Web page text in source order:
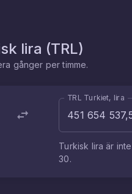
lira (TRL)
gånger per timme.
TRL Turkiet, lira
Turkisk lira är
30.